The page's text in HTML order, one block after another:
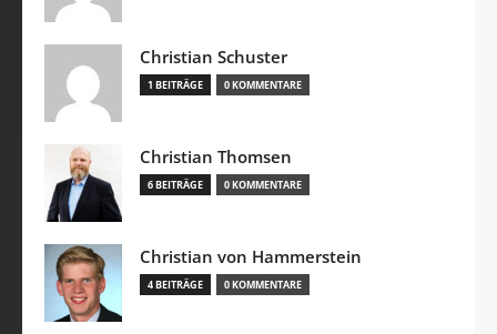
Christian Schuster
1 BEITRÄGE 0 KOMMENTARE
Christian Thomsen
6 BEITRÄGE 0 KOMMENTARE
Christian von Hammerstein
4 BEITRÄGE 0 KOMMENTARE